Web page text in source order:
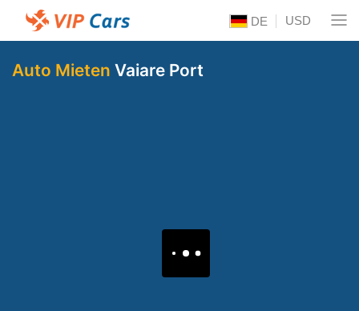
DE USD
Auto Mieten Vaiare Port